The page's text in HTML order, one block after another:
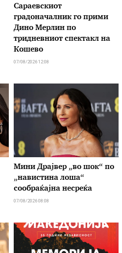
Сараевскиот
градоначалник го прими
Дино Мерлин по
тридневниот спектакл на
Кошево
07/08/2026 12:08
Мини Драјвер „во шок“ по
„навистина лоша“
сообраќајна несреќа
07/08/2026 08:08